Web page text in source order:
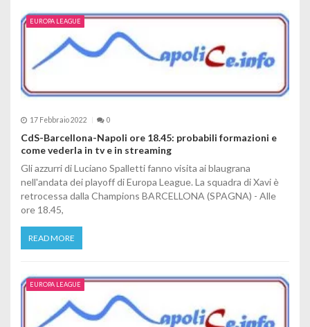
EUROPA LEAGUE
17 Febbraio 2022 0
CdS-Barcellona-Napoli ore 18.45: probabili formazioni e
come vederla in tv e in streaming
Gli azzurri di Luciano Spalletti fanno visita ai blaugrana
nell'andata dei playoff di Europa League. La squadra di Xavi è
retrocessa dalla Champions BARCELLONA (SPAGNA) - Alle
ore 18.45,
READ MORE
EUROPA LEAGUE